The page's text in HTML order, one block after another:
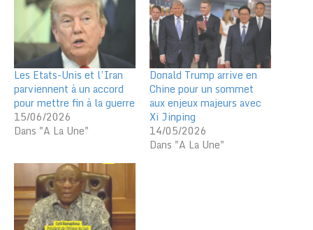
Les Etats-Unis et l’Iran
parviennent à un accord
pour mettre fin à la guerre
15/06/2026
Dans "A La Une"
Donald Trump arrive en
Chine pour un sommet
aux enjeux majeurs avec
Xi Jinping
14/05/2026
Dans "A La Une"